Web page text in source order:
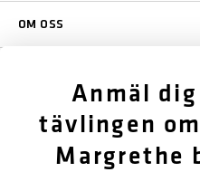
OM OSS
KONTAKTA OSS
Anmäl
tävlingen
Margrethe